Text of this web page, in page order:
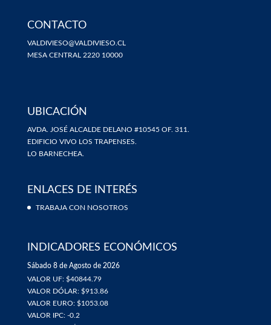
CONTACTO
VALDIVIESO@VALDIVIESO.CL
MESA CENTRAL 2220 10000
UBICACIÓN
AVDA. JOSÉ ALCALDE DELANO #10545 OF. 311.
EDIFICIO VIVO LOS TRAPENSES.
LO BARNECHEA.
ENLACES DE INTERÉS
TRABAJA CON NOSOTROS
INDICADORES ECONÓMICOS
Sábado 8 de Agosto de 2026
VALOR UF: $40844.79
VALOR DÓLAR: $913.86
VALOR EURO: $1053.08
VALOR IPC: -0.2